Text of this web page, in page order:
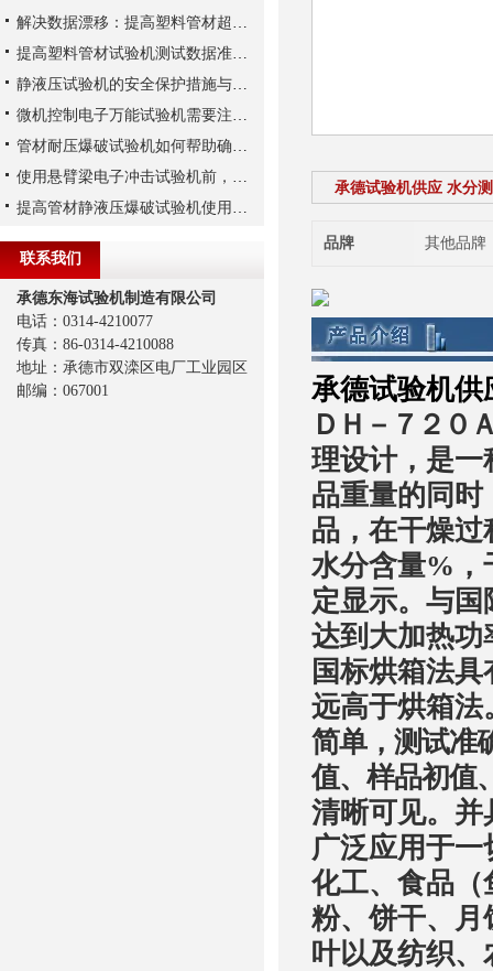
承德试验机供应 水分
品牌 其他品牌
承德试验机供
ＤＨ－７２０
理设计，是一
品重量的同
品，在干燥
水分含量%
定显示。与
达到大加热功
国标烘箱法
远高于烘箱法
简单，测试准
值、样品初值
清晰可见。并
广泛应用于
化工、食品（
粉、饼干、月
叶以及纺织
解决数据漂移：提高塑料管材超高压试验机压力传感器稳定性的三大措施
提高塑料管材试验机测试数据准确性与重复性的要点
静液压试验机的安全保护措施与操作注意事项
微机控制电子万能试验机需要注意的细节
管材耐压爆破试验机如何帮助确保管道的安全运行？
使用悬臂梁电子冲击试验机前，你需要了解这些知识要点
提高管材静液压爆破试验机使用寿命的维护策略
联系我们
承德东海试验机制造有限公司
电话：0314-4210077
传真：86-0314-4210088
地址：承德市双滦区电厂工业园区
邮编：067001